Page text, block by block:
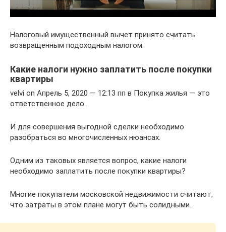
Налоговый имущественный вычет принято считать
возвращенным подоходным налогом.
Какие налоги нужно заплатить после покупки
квартиры
velvi on Апрель 5, 2020 — 12:13 пп в Покупка жилья — это
ответственное дело.
И для совершения выгодной сделки необходимо
разобраться во многочисленных нюансах.
Одним из таковых является вопрос, какие налоги
необходимо заплатить после покупки квартиры?
Многие покупатели московской недвижимости считают,
что затраты в этом плане могут быть солидными.